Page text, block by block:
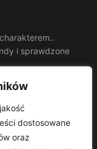
dostosowane
oraz
i sprawdzone